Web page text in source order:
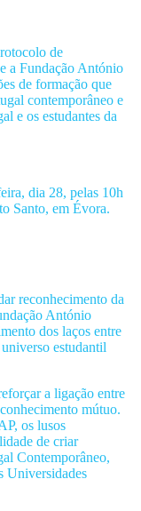
de
a Fundação António
de formação que
contemporâneo e
e os estudantes da
dia 28, pelas 10h
Santo, em Évora.
reconhecimento da
António
dos laços entre
estudantil
a ligação entre
mútuo.
os lusos
de criar
Contemporâneo,
Universidades